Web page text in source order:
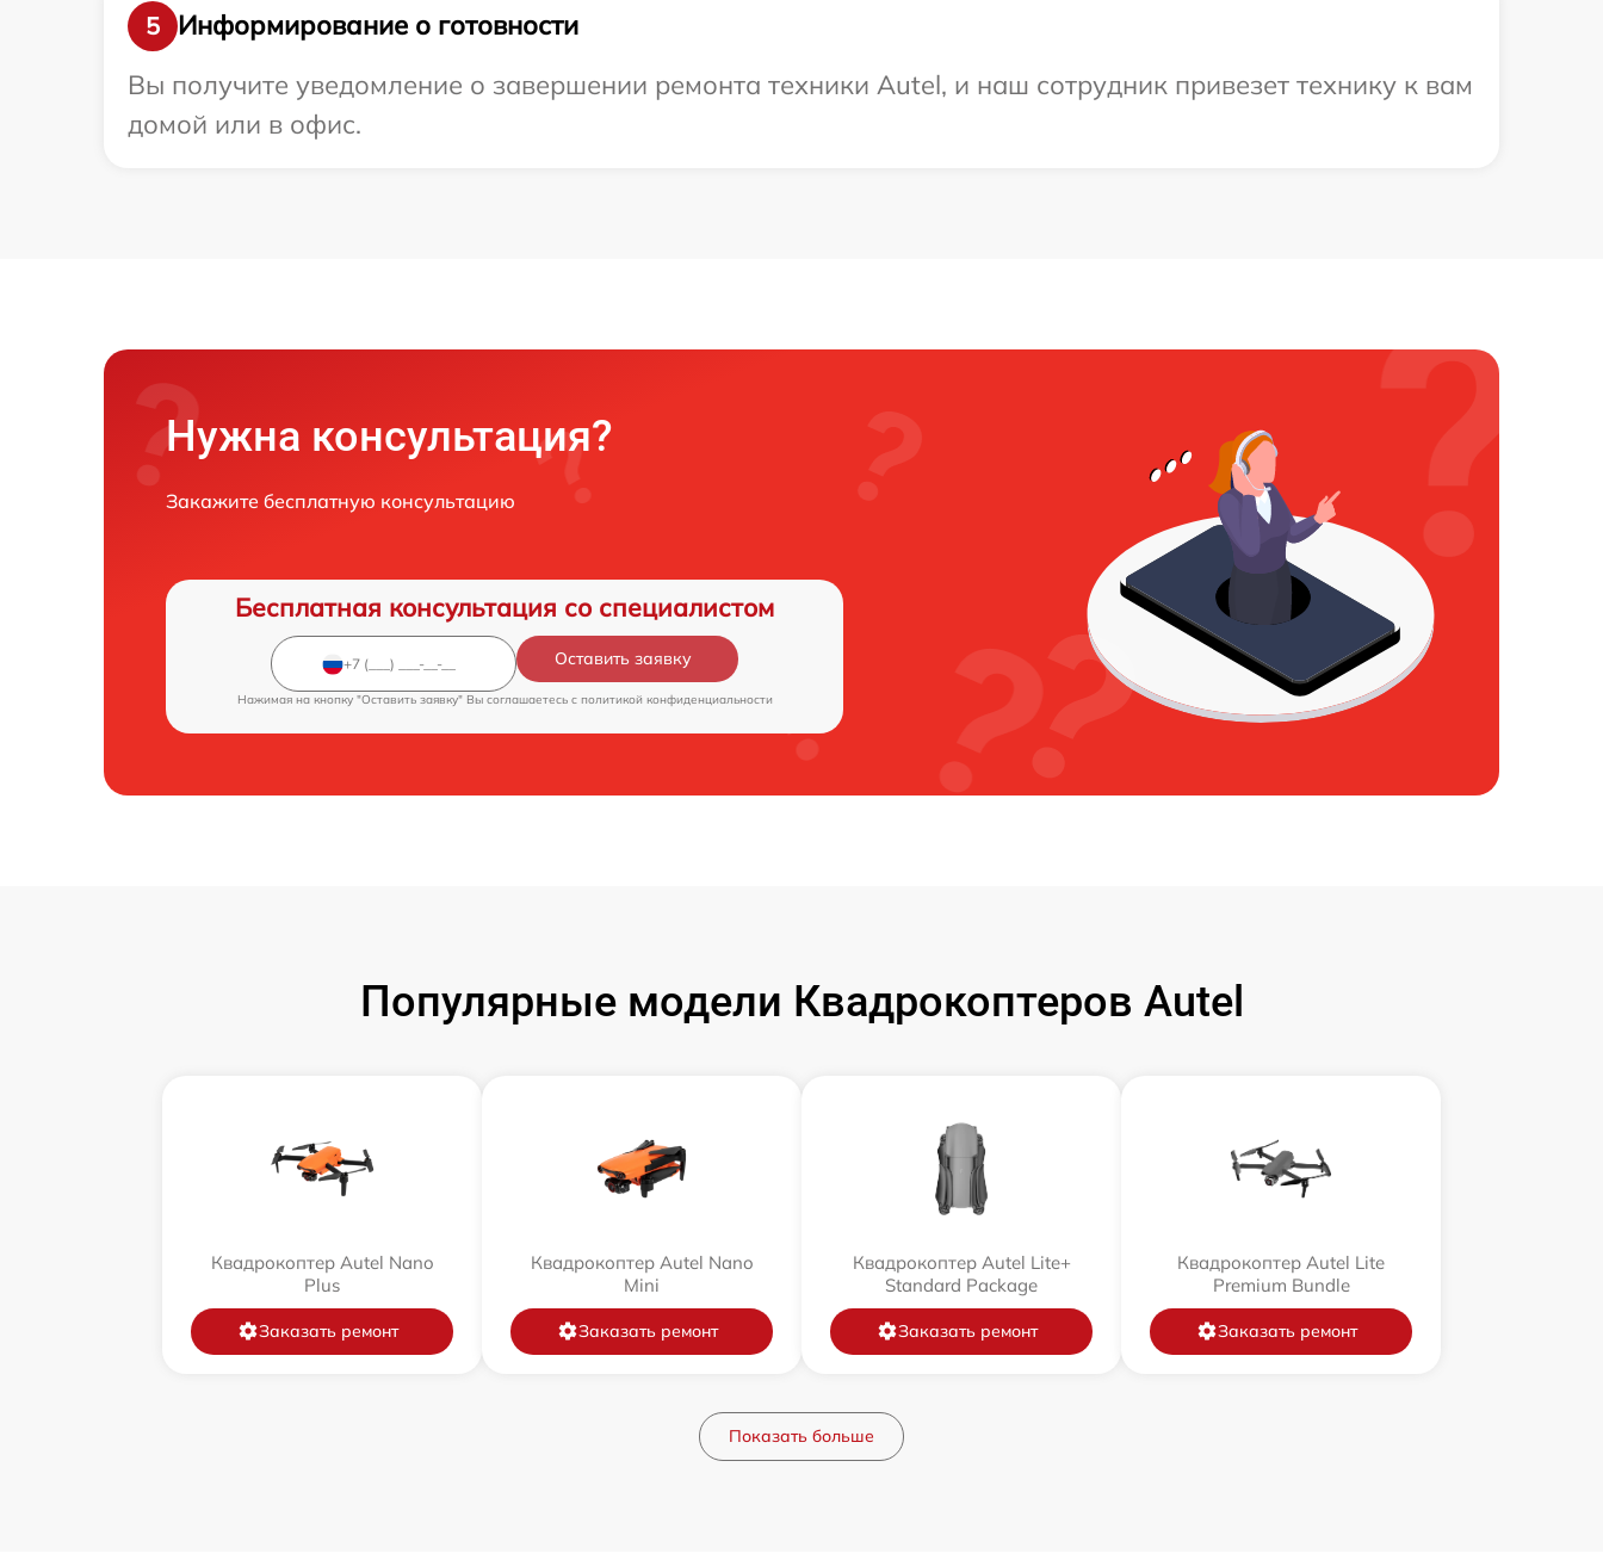
5
Информирование о готовности
Вы получите уведомление о завершении ремонта техники Autel, и наш сотрудник привезет технику к вам
домой или в офис.
Нужна консультация?
Закажите бесплатную консультацию
Бесплатная консультация со специалистом
Оставить заявку
Нажимая на кнопку "Оставить заявку" Вы соглашаетесь c политикой конфиденциальности
Популярные модели Квадрокоптеров Autel
Квадрокоптер Autel Nano
Plus
Заказать ремонт
Квадрокоптер Autel Nano
Mini
Заказать ремонт
Квадрокоптер Autel Lite+
Standard Package
Заказать ремонт
Квадрокоптер Autel Lite
Premium Bundle
Заказать ремонт
Показать больше